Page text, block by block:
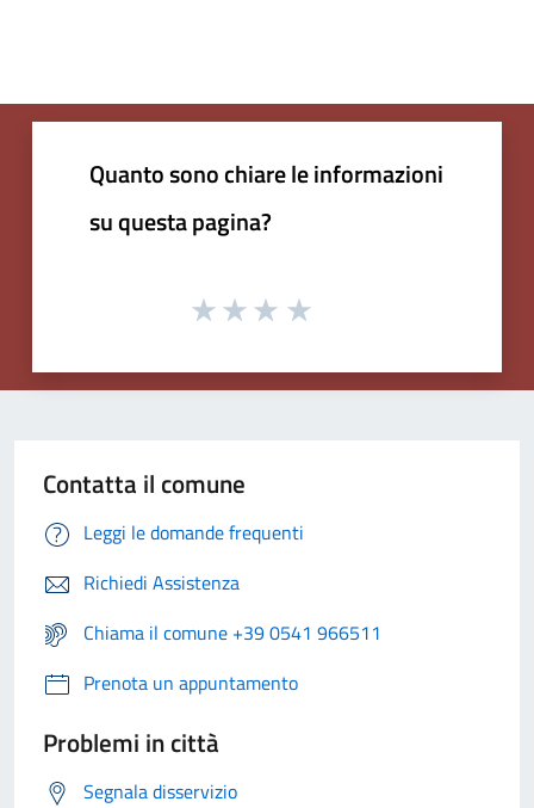
Quanto sono chiare le informazioni
su questa pagina?
Contatta il comune
Leggi le domande frequenti
Richiedi Assistenza
Chiama il comune +39 0541 966511
Prenota un appuntamento
Problemi in città
Segnala disservizio